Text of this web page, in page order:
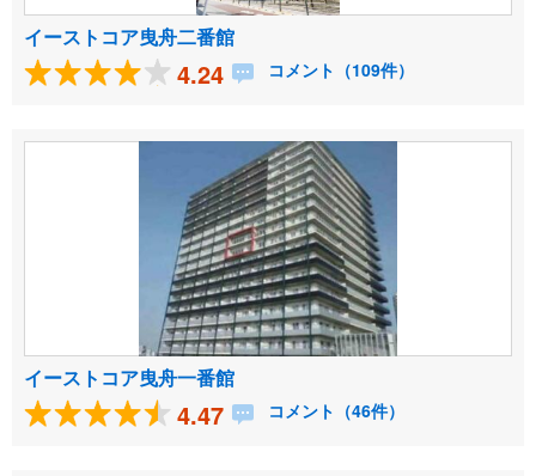
イーストコア曳舟二番館
4.24 コメント（109件）
イーストコア曳舟一番館
4.47 コメント（46件）